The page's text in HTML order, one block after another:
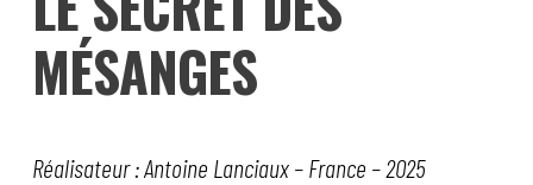
MÉSANGES
Réalisateur : Antoine Lanciaux – France – 2025